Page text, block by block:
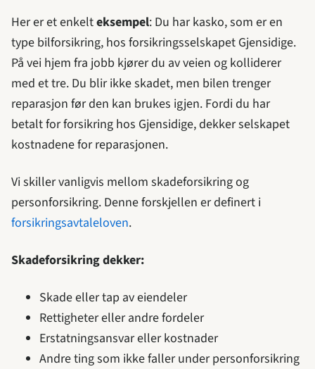
Her er et enkelteksempel: Du har kasko, som er en
type bilforsikring, hos forsikringsselskapet Gjensidige.
På vei hjem fra jobb kjører du av veien og kolliderer
med et tre. Du blir ikke skadet, men bilen trenger
reparasjon før den kan brukes igjen. Fordi du har
betalt for forsikring hos Gjensidige, dekker selskapet
kostnadene for reparasjonen.
Vi skiller vanligvis mellom skadeforsikring og
personforsikring. Denne forskjellen er definert i
forsikringsavtaleloven.
Skadeforsikring dekker:
Skade eller tap av eiendeler
Rettigheter eller andre fordeler
Erstatningsansvar eller kostnader
Andre ting som ikke faller under personforsikring